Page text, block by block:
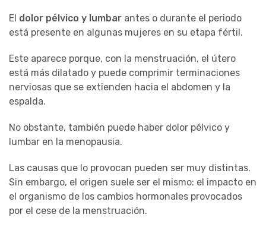
El dolor pélvico y lumbar antes o durante el periodo
está presente en algunas mujeres en su etapa fértil.
Este aparece porque, con la menstruación, el útero
está más dilatado y puede comprimir terminaciones
nerviosas que se extienden hacia el abdomen y la
espalda.
No obstante, también puede haber dolor pélvico y
lumbar en la menopausia.
Las causas que lo provocan pueden ser muy distintas.
Sin embargo, el origen suele ser el mismo: el impacto en
el organismo de los cambios hormonales provocados
por el cese de la menstruación.